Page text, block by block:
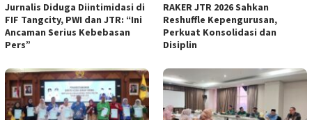
Jurnalis Diduga Diintimidasi di
FIF Tangcity, PWI dan JTR: “Ini
Ancaman Serius Kebebasan
Pers”
RAKER JTR 2026 Sahkan
Reshuffle Kepengurusan,
Perkuat Konsolidasi dan
Disiplin